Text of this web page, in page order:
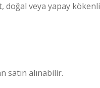
doğal veya yapay kökenli
satın alınabilir.